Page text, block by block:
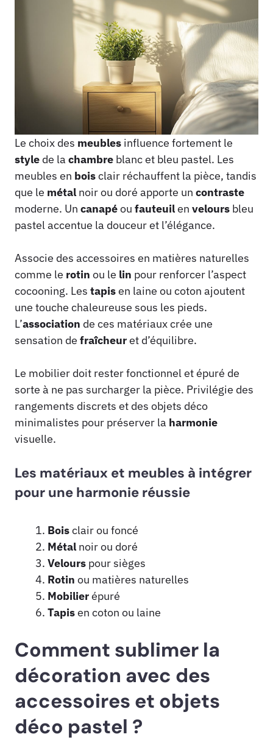
Le choix des meubles influence fortement le
style de la chambre blanc et bleu pastel. Les
meubles en boisclair réchauffent la pièce, tandis
que le métal noir ou doré apporte un contraste
moderne. Un canapéou fauteuilen velours bleu
pastel accentue la douceur et l’élégance.
Associe des accessoires en matières naturelles
comme le rotin ou le lin pour renforcer l’aspect
cocooning. Les tapisen laine ou coton ajoutent
une touche chaleureuse sous les pieds.
L’association de ces matériaux crée une
sensation de fraîcheuret d’équilibre.
Le mobilier doit rester fonctionnel et épuré de
sorte à ne pas surcharger la pièce. Privilégie des
rangements discrets et des objets déco
minimalistes pour préserver la harmonie
visuelle.
Les matériaux et meubles à intégrer
pour une harmonie réussie
Boisclair ou foncé
Métal noir ou doré
Velours pour sièges
Rotin ou matières naturelles
Mobilierépuré
Tapisen coton ou laine
Comment sublimer la
décoration avec des
accessoires et objets
déco pastel ?